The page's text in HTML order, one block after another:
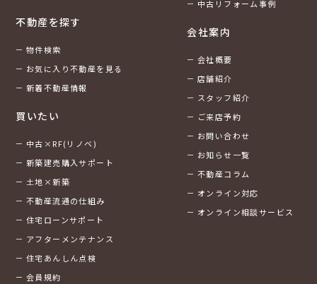
不動産を探す
物件検索
お気に入り不動産を見る
新着不動産情報
買いたい
中古×RF(リノベ)
新築建売購入サポート
土地×新築
不動産流通の仕組み
住宅ローンサポート
アフターメンテナンス
住宅あんしん点検
会員規約
中古リフォーム事例
会社案内
会社概要
店舗紹介
スタッフ紹介
ご来店予約
お問い合わせ
お知らせ一覧
不動産コラム
オンライン対応
オンライン相談サービス